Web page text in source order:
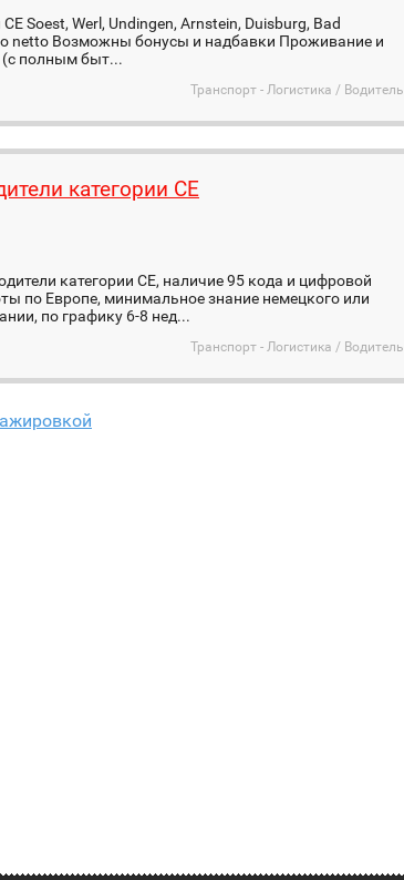
Werl, Undingen, Arnstein, Duisburg, Bad
netto Возможны бонусы и надбавки Проживание и
(с полным быт...
Транспорт - Логистика / Водитель
категории CE
категории СЕ, наличие 95 кода и цифровой
по Европе, минимальное знание немецкого или
по графику 6-8 нед...
Транспорт - Логистика / Водитель